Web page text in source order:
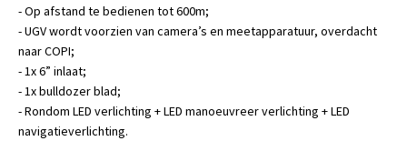
- Op afstand te bedienen tot 600m;
- UGV wordt voorzien van camera’s en meetapparatuur, overdacht
naar COPI;
- 1x 6” inlaat;
- 1x bulldozer blad;
- Rondom LED verlichting + LED manoeuvreer verlichting + LED
navigatieverlichting.